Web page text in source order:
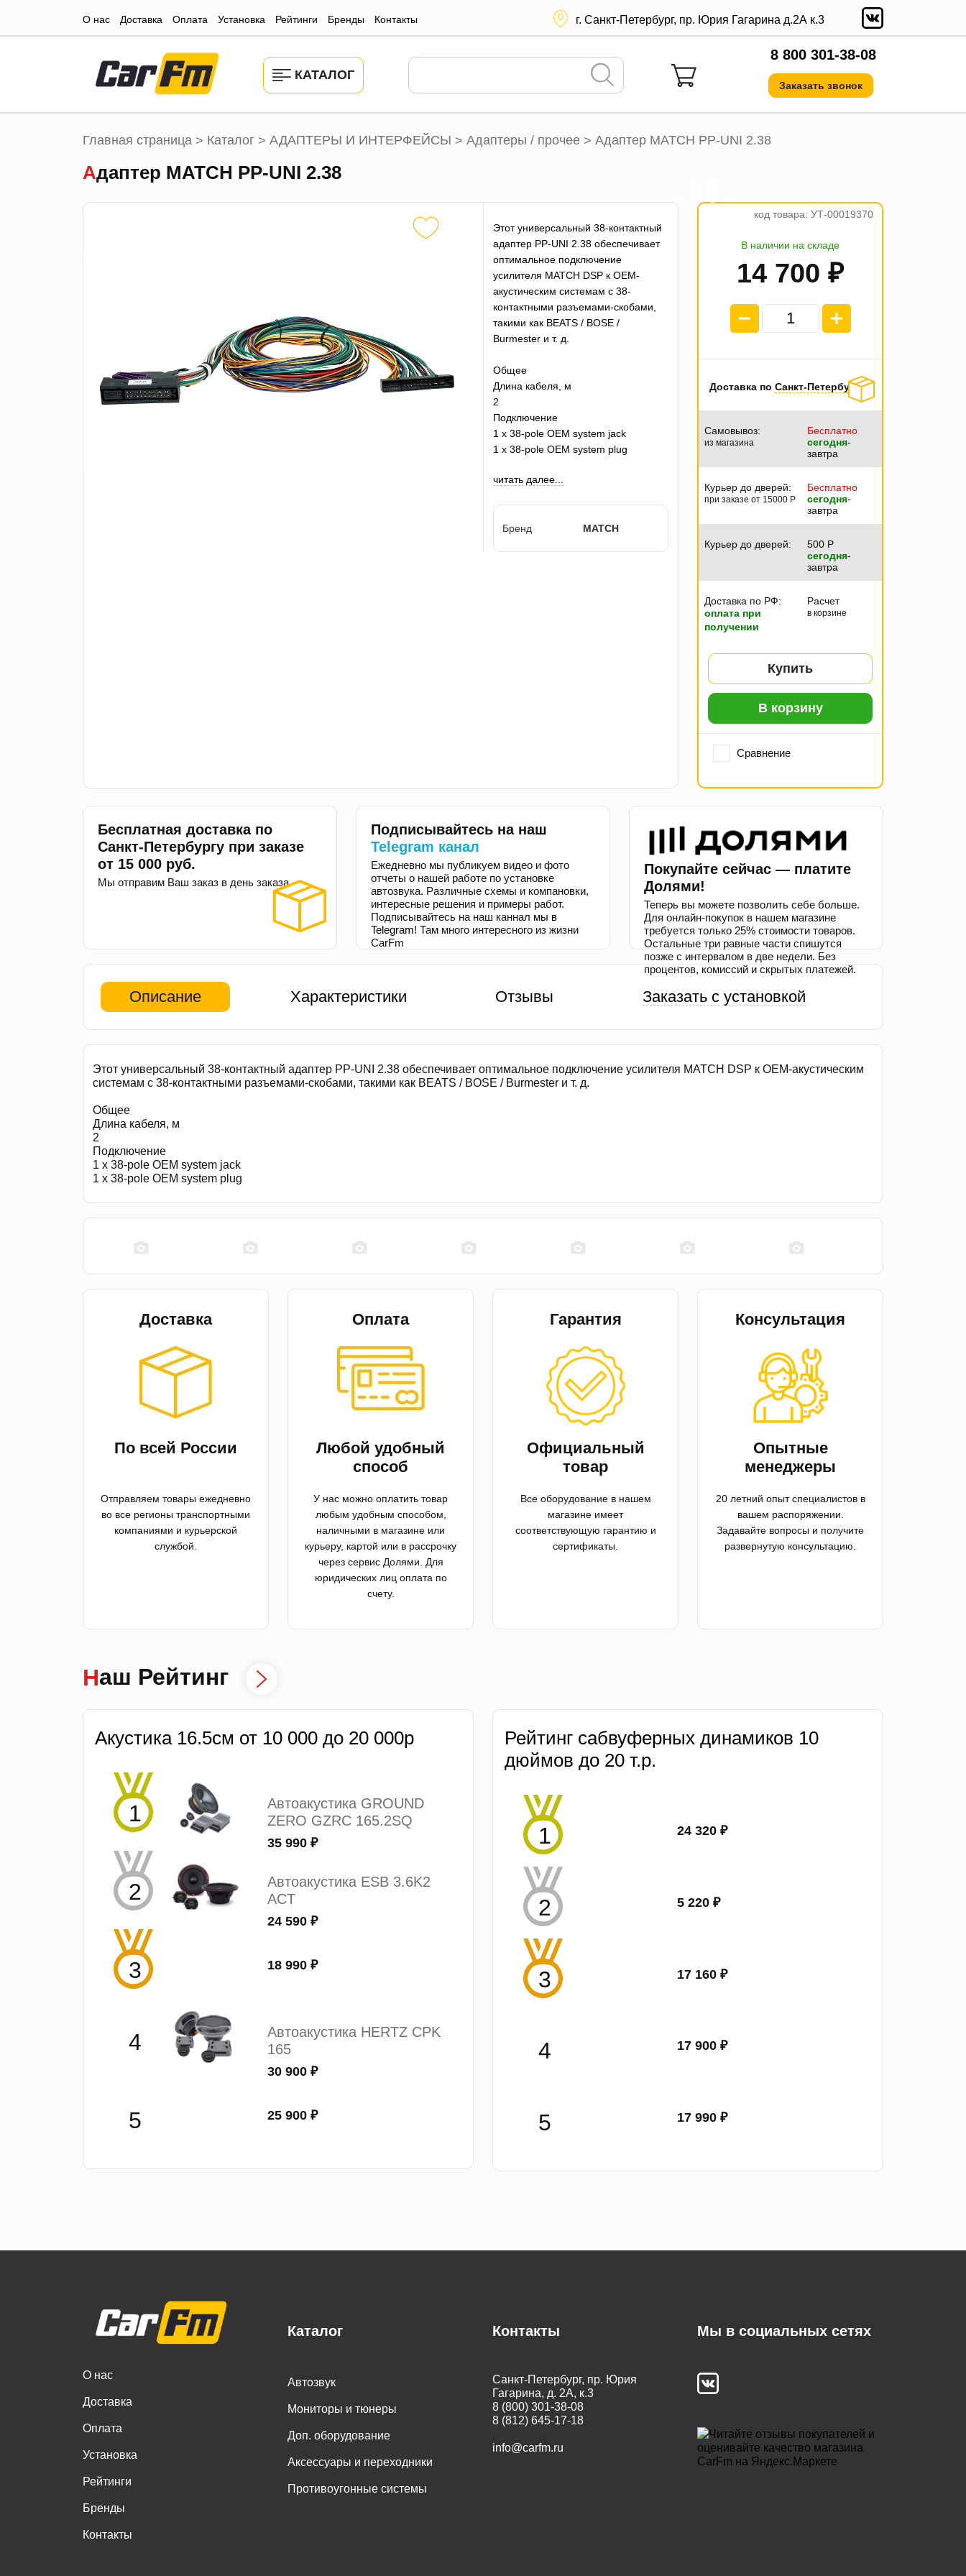
О нас Доставка Оплата Установка Рейтинги Бренды Контакты г. Санкт-Петербург, пр. Юрия Гагарина д.2А к.3
КАТАЛОГ
8 800 301-38-08
Заказать звонок
Главная страница > Каталог > АДАПТЕРЫ И ИНТЕРФЕЙСЫ > Адаптеры / прочее > Адаптер MATCH PP-UNI 2.38
Адаптер MATCH PP-UNI 2.38
Этот универсальный 38-контактный
адаптер PP-UNI 2.38 обеспечивает
оптимальное подключение
усилителя MATCH DSP к OEM-
акустическим системам с 38-
контактными разъемами-скобами,
такими как BEATS / BOSE /
Burmester и т. д.
Общее
Длина кабеля, м
2
Подключение
1 x 38-pole OEM system jack
1 x 38-pole OEM system plug
читать далее...
Бренд MATCH
код товара: УТ-00019370
В наличии на складе
14 700 ₽
а
5
Доставка по Санкт-Петербургу
Самовывоз:
из магазина
Бесплатно
сегодня-
завтра
Курьер до дверей:
при заказе от 15000 P
Бесплатно
сегодня-
завтра
Курьер до дверей: 500 P
сегодня-
завтра
Доставка по РФ:
оплата при
получении
Расчет
в корзине
Купить
В корзину
Сравнение
Бесплатная доставка по
Санкт-Петербургу при заказе
от 15 000 руб.
Мы отправим Ваш заказ в день заказа.
Подписывайтесь на наш
Telegram канал
Ежедневно мы публикуем видео и фото
отчеты о нашей работе по установке
автозвука. Различные схемы и компановки,
интересные решения и примеры работ.
Подписывайтесь на наш каннал мы в
Telegram! Там много интересного из жизни
CarFm
Покупайте сейчас — платите
Долями!
Теперь вы можете позволить себе больше.
Для онлайн-покупок в нашем магазине
требуется только 25% стоимости товаров.
Остальные три равные части спишутся
позже с интервалом в две недели. Без
процентов, комиссий и скрытых платежей.
Описание Характеристики Отзывы Заказать с установкой
Этот универсальный 38-контактный адаптер PP-UNI 2.38 обеспечивает оптимальное подключение усилителя MATCH DSP к OEM-акустическим
системам с 38-контактными разъемами-скобами, такими как BEATS / BOSE / Burmester и т. д.
Общее
Длина кабеля, м
2
Подключение
1 x 38-pole OEM system jack
1 x 38-pole OEM system plug
Доставка
По всей России
Отправляем товары ежедневно
во все регионы транспортными
компаниями и курьерской
службой.
Оплата
Любой удобный
способ
У нас можно оплатить товар
любым удобным способом,
наличными в магазине или
курьеру, картой или в рассрочку
через сервис Долями. Для
юридических лиц оплата по
счету.
Гарантия
Официальный
товар
Все оборудование в нашем
магазине имеет
соответствующую гарантию и
сертификаты.
Консультация
Опытные
менеджеры
20 летний опыт специалистов в
вашем распоряжении.
Задавайте вопросы и получите
развернутую консультацию.
Наш Рейтинг
Акустика 16.5см от 10 000 до 20 000р
Автоакустика GROUND
ZERO GZRC 165.2SQ
35 990 ₽
Автоакустика ESB 3.6K2
ACT
24 590 ₽
18 990 ₽
Автоакустика HERTZ CPK
165
30 900 ₽
25 900 ₽
Рейтинг сабвуферных динамиков 10
дюймов до 20 т.р.
24 320 ₽
5 220 ₽
17 160 ₽
17 900 ₽
17 990 ₽
О нас
Доставка
Оплата
Установка
Рейтинги
Бренды
Контакты
Каталог
Автозвук
Мониторы и тюнеры
Доп. оборудование
Аксессуары и переходники
Противоугонные системы
Контакты
Санкт-Петербург, пр. Юрия
Гагарина, д. 2А, к.3
8 (800) 301-38-08
8 (812) 645-17-18
info@carfm.ru
Мы в социальных сетях